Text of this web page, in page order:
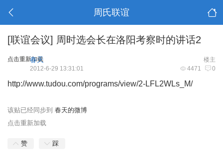
周氏联谊
[联谊会议] 周时选会长在洛阳考察时的讲话2
点击重新加载 楼主
春天
4471 0
2012-6-29 13:31:01
http://www.tudou.com/programs/view/2-LFL2WLs_M/
该贴已经同步到 春天的微博
点击重新加载
赞 踩